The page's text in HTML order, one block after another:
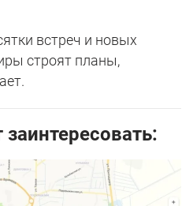
встреч и новых
строят планы,